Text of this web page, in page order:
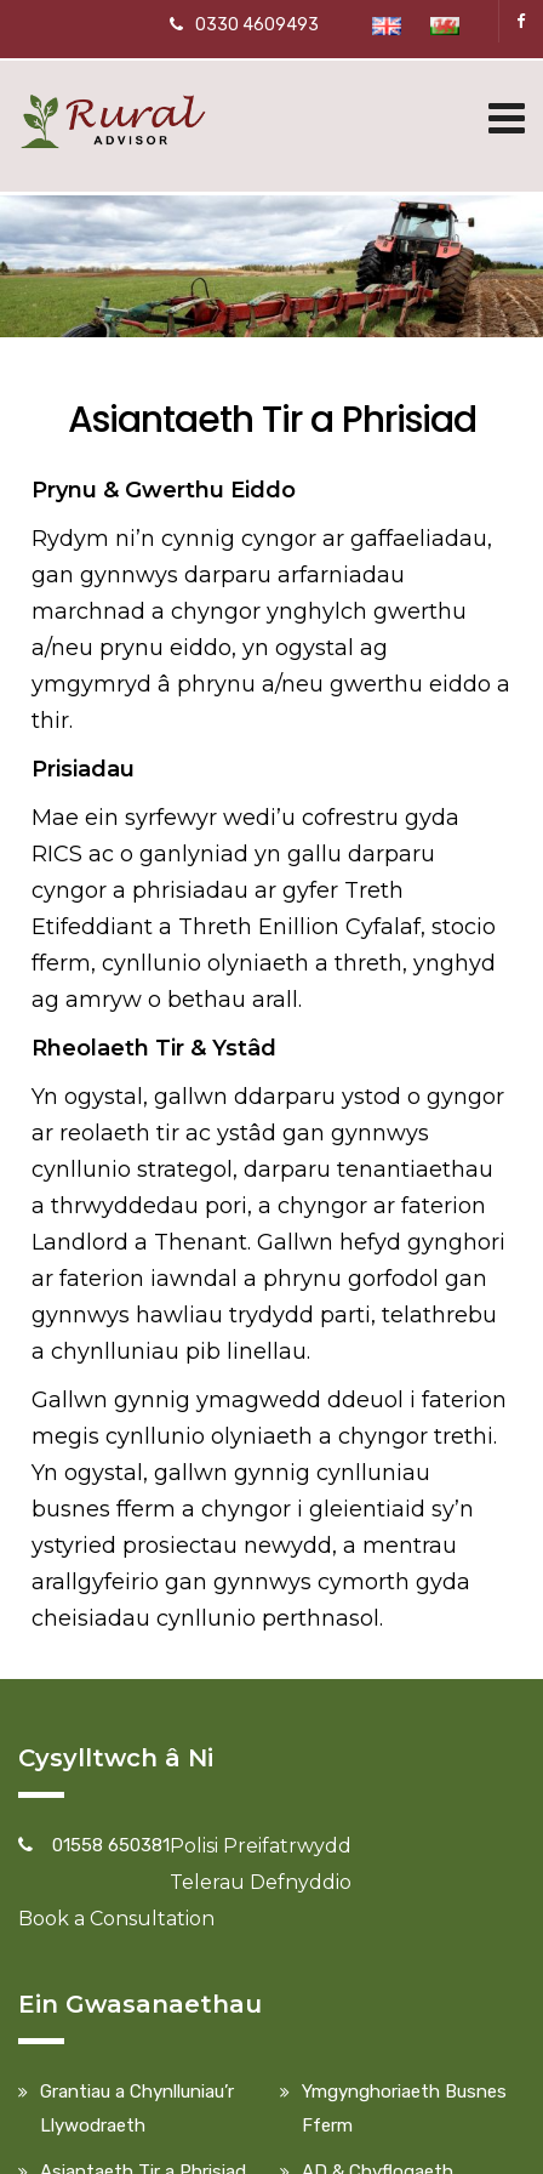
0330 4609493
Asiantaeth Tir a Phrisiad
Prynu & Gwerthu Eiddo
Rydym ni’n cynnig cyngor ar gaffaeliadau,
gan gynnwys darparu arfarniadau
marchnad a chyngor ynghylch gwerthu
a/neu prynu eiddo, yn ogystal ag
ymgymryd â phrynu a/neu gwerthu eiddo a
thir.
Prisiadau
Mae ein syrfewyr wedi’u cofrestru gyda
RICS ac o ganlyniad yn gallu darparu
cyngor a phrisiadau ar gyfer Treth
Etifeddiant a Threth Enillion Cyfalaf, stocio
fferm, cynllunio olyniaeth a threth, ynghyd
ag amryw o bethau arall.
Rheolaeth Tir & Ystâd
Yn ogystal, gallwn ddarparu ystod o gyngor
ar reolaeth tir ac ystâd gan gynnwys
cynllunio strategol, darparu tenantiaethau
a thrwyddedau pori, a chyngor ar faterion
Landlord a Thenant. Gallwn hefyd gynghori
ar faterion iawndal a phrynu gorfodol gan
gynnwys hawliau trydydd parti, telathrebu
a chynlluniau pib linellau.
Gallwn gynnig ymagwedd ddeuol i faterion
megis cynllunio olyniaeth a chyngor trethi.
Yn ogystal, gallwn gynnig cynlluniau
busnes fferm a chyngor i gleientiaid sy’n
ystyried prosiectau newydd, a mentrau
arallgyfeirio gan gynnwys cymorth gyda
cheisiadau cynllunio perthnasol.
Cysylltwch â Ni
01558 650381Polisi Preifatrwydd
Telerau Defnyddio
Book a Consultation
Ein Gwasanaethau
Grantiau a Chynlluniau’r
Llywodraeth
Ymgynghoriaeth Busnes
Fferm